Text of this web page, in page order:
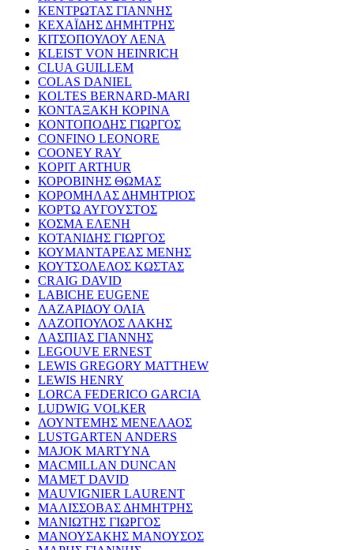
ΚΕΝΤΡΩΤΑΣ ΓΙΑΝΝΗΣ
ΚΕΧΑΪΔΗΣ ΔΗΜΗΤΡΗΣ
ΚΙΤΣΟΠΟΥΛΟΥ ΛΕΝΑ
KLEIST VON HEINRICH
CLUA GUILLEM
COLAS DANIEL
KOLTES BERNARD-MARI
ΚΟΝΤΑΞΑΚΗ ΚΟΡΙΝΑ
ΚΟΝΤΟΠΟΔΗΣ ΓΙΩΡΓΟΣ
CONFINO LEONORE
COONEY RAY
KOPIT ARTHUR
ΚΟΡΟΒΙΝΗΣ ΘΩΜΑΣ
ΚΟΡΟΜΗΛΑΣ ΔΗΜΗΤΡΙΟΣ
ΚΟΡΤΩ ΑΥΓΟΥΣΤΟΣ
ΚΟΣΜΑ ΕΛΕΝΗ
ΚΟΤΑΝΙΔΗΣ ΓΙΩΡΓΟΣ
ΚΟΥΜΑΝΤΑΡΕΑΣ ΜΕΝΗΣ
ΚΟΥΤΣΟΛΕΛΟΣ ΚΩΣΤΑΣ
CRAIG DAVID
LABICHE EUGENE
ΛΑΖΑΡΙΔΟΥ ΟΛΙΑ
ΛΑΖΟΠΟΥΛΟΣ ΛΑΚΗΣ
ΛΑΣΠΙΑΣ ΓΙΑΝΝΗΣ
LEGOUVE ERNEST
LEWIS GREGORY MATTHEW
LEWIS HENRY
LORCA FEDERICO GARCIA
LUDWIG VOLKER
ΛΟΥΝΤΕΜΗΣ ΜΕΝΕΛΑΟΣ
LUSTGARTEN ANDERS
MAJOK MARTYNA
MACMILLAN DUNCAN
MAMET DAVID
MAUVIGNIER LAURENT
ΜΑΛΙΣΣΟΒΑΣ ΔΗΜΗΤΡΗΣ
ΜΑΝΙΩΤΗΣ ΓΙΩΡΓΟΣ
ΜΑΝΟΥΣΑΚΗΣ ΜΑΝΟΥΣΟΣ